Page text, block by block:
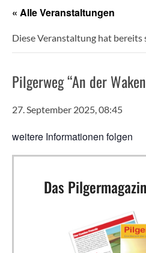
« Alle Veranstaltungen
Diese Veranstaltung hat
Pilgerweg “An der
27. September 2025, 08:45
wei­te­re Infor­ma­tio­nen folgen
Das